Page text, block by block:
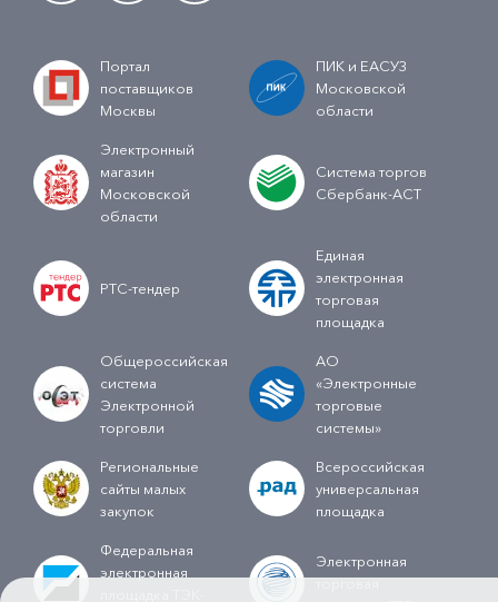
Портал
поставщиков
Москвы
ПИК и ЕАСУЗ
Московской
области
Электронный
магазин
Московской
области
Система торгов
Сбербанк-АСТ
РТС-тендер
Единая
электронная
торговая
площадка
Общероссийская
система
Электронной
торговли
АО
«Электронные
торговые
системы»
Региональные
сайты малых
закупок
Всероссийская
универсальная
площадка
Федеральная
электронная
Электронная
торговая